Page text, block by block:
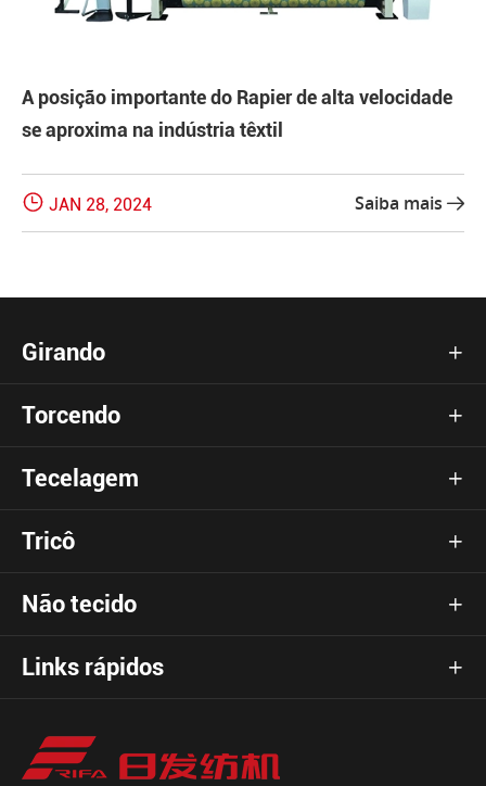
A posição importante do Rapier de alta velocidade
se aproxima na indústria têxtil
 JAN 28, 2024 Saiba mais 
Girando 
Torcendo 
Tecelagem 
Tricô 
Não tecido 
Links rápidos 